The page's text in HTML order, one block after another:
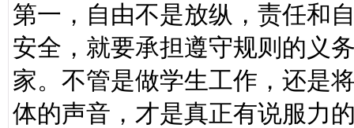
第一，自由不是放纵，责任和
安全，就要承担遵守规则的义
家。不管是做学生工作，还是
体的声音，才是真正有说服力